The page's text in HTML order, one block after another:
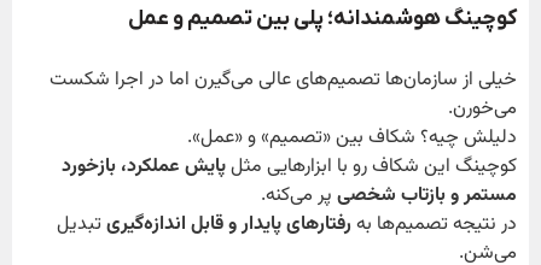
کوچینگ هوشمندانه؛ پلی بین تصمیم و عمل
خیلی از سازمان‌ها تصمیم‌های عالی می‌گیرن اما در اجرا شکست
می‌خورن.
دلیلش چیه؟ شکاف بین «تصمیم» و «عمل».
کوچینگ این شکاف رو با ابزارهایی مثلپایش عملکرد، بازخورد
مستمر و بازتاب شخصی پر می‌کنه.
در نتیجه تصمیم‌ها به رفتارهای پایدار و قابل اندازه‌گیری تبدیل
می‌شن.